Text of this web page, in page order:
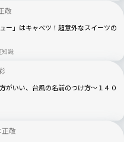
敬
ー」はキャベツ！超意外なスイーツの
知識
がいい、台風の名前のつけ方〜１４０
正敬